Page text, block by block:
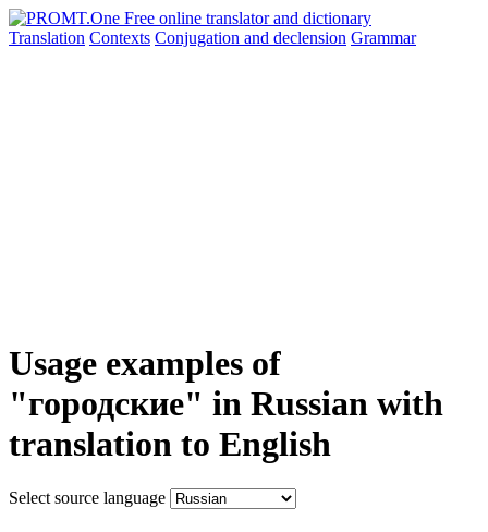
Translation Contexts Conjugation and declension Grammar
Usage examples of
"городские" in Russian with
translation to English
Select source language